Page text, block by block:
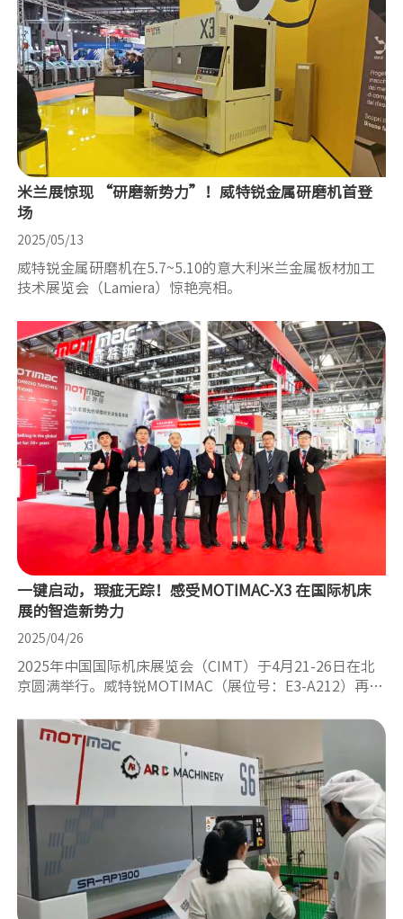
米兰展惊现 “研磨新势力”！威特锐金属研磨机首登
场
2025/05/13
威特锐金属研磨机在5.7~5.10的意大利米兰金属板材加工
技术展览会（Lamiera）惊艳亮相。
一键启动，瑕疵无踪！感受MOTIMAC-X3 在国际机床
展的智造新势力
2025/04/26
2025年中国国际机床展览会（CIMT）于4月21-26日在北
京圆满举行。威特锐MOTIMAC（展位号：E3-A212）再次